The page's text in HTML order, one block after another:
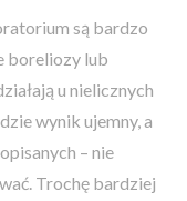
są bardzo
boreliozy lub
u nielicznych
wynik ujemny, a
– nie
Trochę bardziej